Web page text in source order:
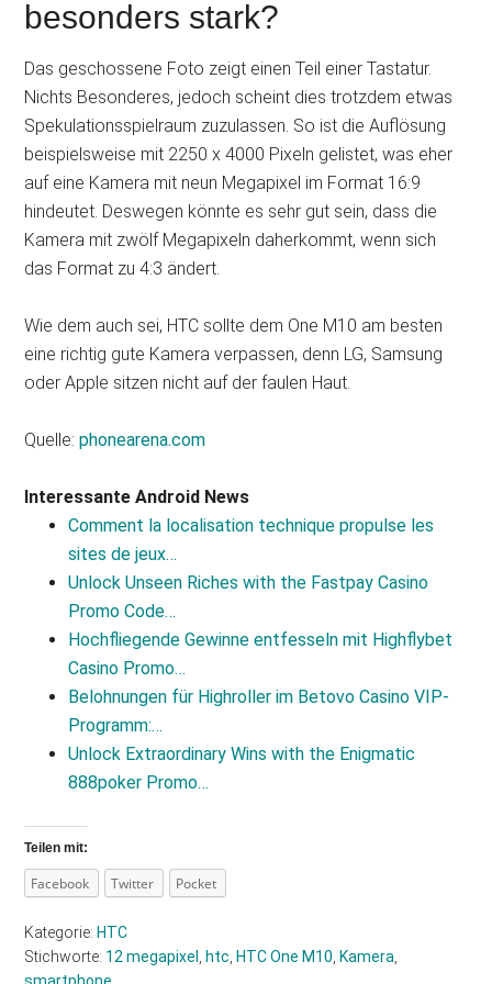
besonders stark?
Das geschossene Foto zeigt einen Teil einer Tastatur.
Nichts Besonderes, jedoch scheint dies trotzdem etwas
Spekulationsspielraum zuzulassen. So ist die Auflösung
beispielsweise mit 2250 x 4000 Pixeln gelistet, was eher
auf eine Kamera mit neun Megapixel im Format 16:9
hindeutet. Deswegen könnte es sehr gut sein, dass die
Kamera mit zwölf Megapixeln daherkommt, wenn sich
das Format zu 4:3 ändert.
Wie dem auch sei, HTC sollte dem One M10 am besten
eine richtig gute Kamera verpassen, denn LG, Samsung
oder Apple sitzen nicht auf der faulen Haut.
Quelle:phonearena.com
Interessante Android News
Comment la localisation technique propulse les
sites de jeux…
Unlock Unseen Riches with the Fastpay Casino
Promo Code…
Hochfliegende Gewinne entfesseln mit Highflybet
Casino Promo…
Belohnungen für Highroller im Betovo Casino VIP-
Programm:…
Unlock Extraordinary Wins with the Enigmatic
888poker Promo…
Teilen mit:
Facebook Twitter Pocket
Kategorie: HTC
Stichworte: 12 megapixel htc HTC One M10 Kamera